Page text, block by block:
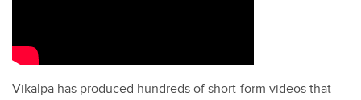
Vikalpa has produced hundreds of short-form videos that